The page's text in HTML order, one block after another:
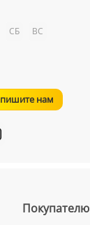
СБ ВС
нам
Покупателю